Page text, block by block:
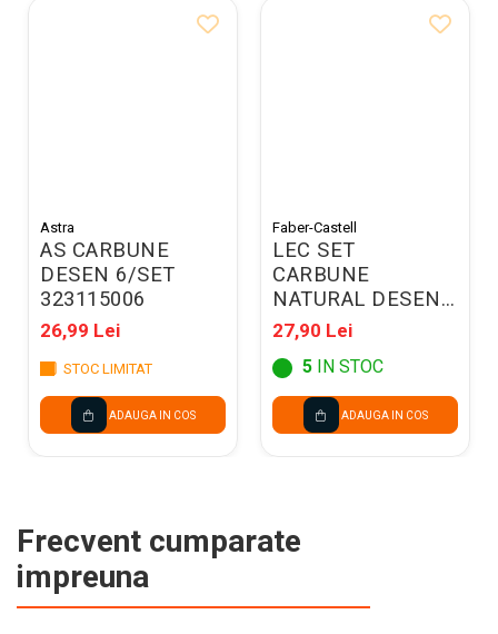
Astra
AS CARBUNE
DESEN 6/SET
323115006
26,99 Lei
STOC LIMITAT
ADAUGA IN COS
Faber-Castell
LEC SET
CARBUNE
NATURAL DESEN
FABER-CASTELL
PITT 6-11MM
6/SET FC129398
27,90 Lei
5 IN STOC
ADAUGA IN COS
Frecvent cumparate
impreuna